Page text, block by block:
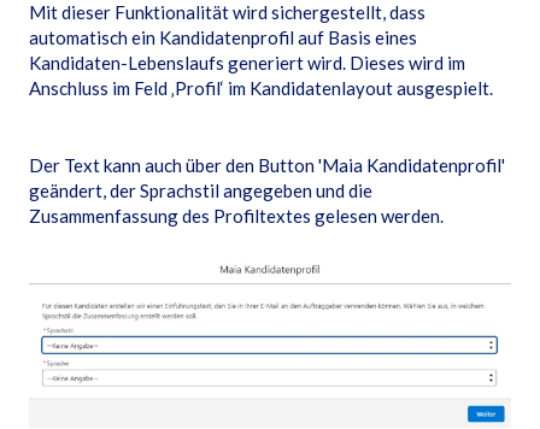
Mit dieser Funktionalität wird sichergestellt, dass
automatisch ein Kandidatenprofil auf Basis eines
Kandidaten-Lebenslaufs generiert wird. Dieses wird im
Anschluss im Feld ‚Profil‘ im Kandidatenlayout ausgespielt.
Der Text kann auch über den Button 'Maia Kandidatenprofil'
geändert, der Sprachstil angegeben und die
Zusammenfassung des Profiltextes gelesen werden.